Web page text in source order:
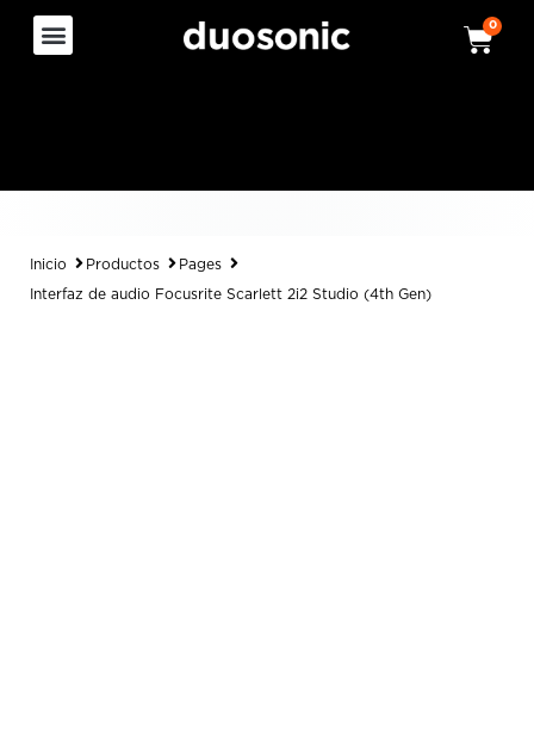
0
Inicio Productos Pages
Interfaz de audio Focusrite Scarlett 2i2 Studio (4th Gen)